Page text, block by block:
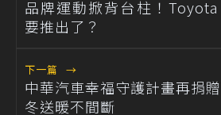
品牌運動掀背台柱！
要推出了？
下一篇 →
中華汽車幸福守護計畫再捐
冬送暖不間斷